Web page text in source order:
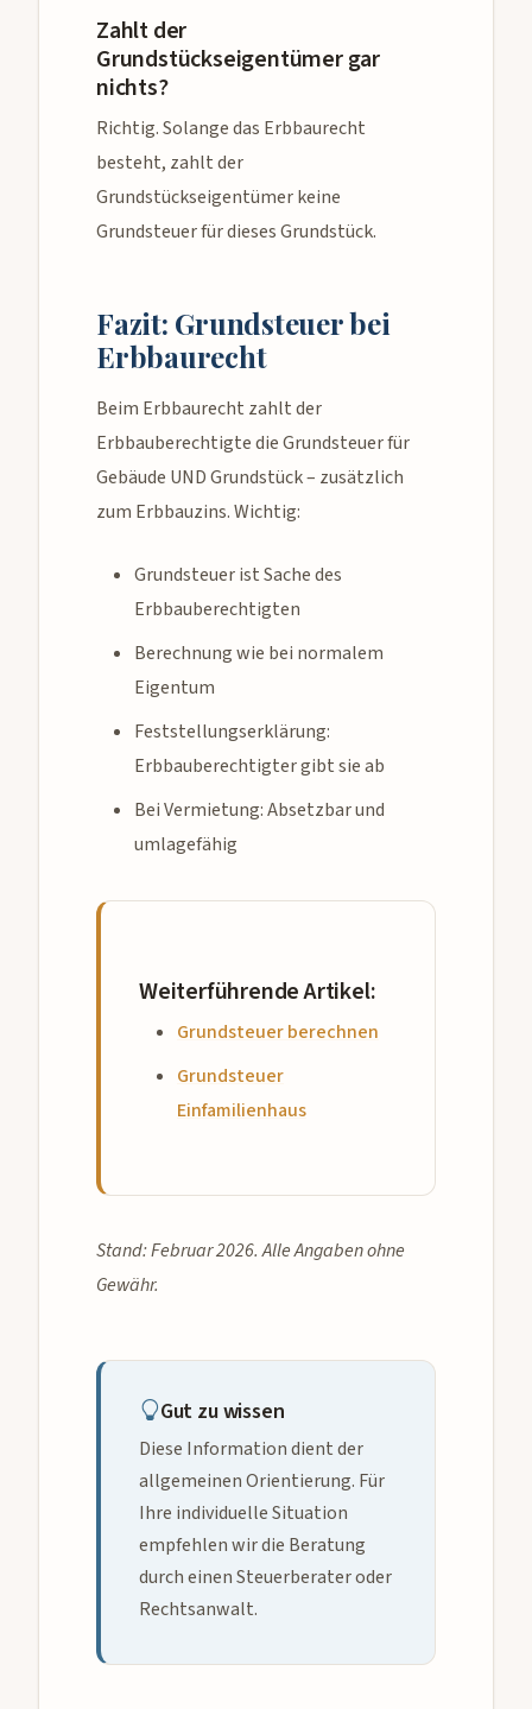
Zahlt der
Grundstückseigentümer gar
nichts?
Richtig. Solange das Erbbaurecht
besteht, zahlt der
Grundstückseigentümer keine
Grundsteuer für dieses Grundstück.
Fazit: Grundsteuer bei
Erbbaurecht
Beim Erbbaurecht zahlt der
Erbbauberechtigte die Grundsteuer für
Gebäude UND Grundstück – zusätzlich
zum Erbbauzins. Wichtig:
Grundsteuer ist Sache des
Erbbauberechtigten
Berechnung wie bei normalem
Eigentum
Feststellungserklärung:
Erbbauberechtigter gibt sie ab
Bei Vermietung: Absetzbar und
umlagefähig
Weiterführende Artikel:
Grundsteuer berechnen
Grundsteuer
Einfamilienhaus
Stand: Februar 2026. Alle Angaben ohne
Gewähr.
Gut zu wissen
Diese Information dient der
allgemeinen Orientierung. Für
Ihre individuelle Situation
empfehlen wir die Beratung
durch einen Steuerberater oder
Rechtsanwalt.